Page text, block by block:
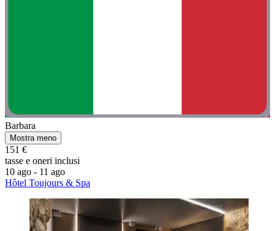
Barbara
Mostra meno
151 €
tasse e oneri inclusi
10 ago - 11 ago
Hôtel Toujours & Spa